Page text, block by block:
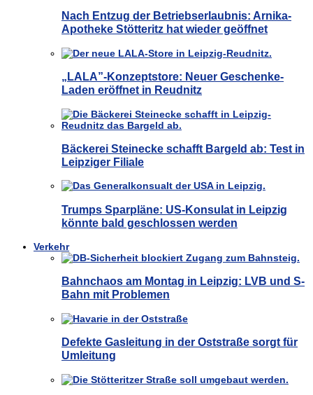
Nach Entzug der Betriebserlaubnis: Arnika-
Apotheke Stötteritz hat wieder geöffnet
„LALA”-Konzeptstore: Neuer Geschenke-
Laden eröffnet in Reudnitz
Bäckerei Steinecke schafft Bargeld ab: Test in
Leipziger Filiale
Trumps Sparpläne: US-Konsulat in Leipzig
könnte bald geschlossen werden
Verkehr
Bahnchaos am Montag in Leipzig: LVB und S-
Bahn mit Problemen
Defekte Gasleitung in der Oststraße sorgt für
Umleitung